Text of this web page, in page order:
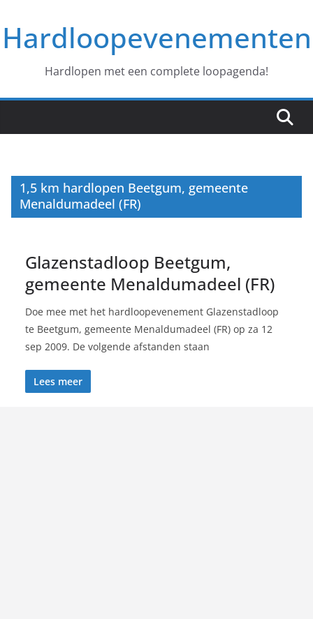
naar
deHardloopevenementen
Hardlopen met een complete loopagenda!
1,5 km hardlopen Beetgum, gemeente
Menaldumadeel (FR)
Glazenstadloop Beetgum,
gemeente Menaldumadeel (FR)
Doe mee met het hardloopevenement Glazenstadloop
te Beetgum, gemeente Menaldumadeel (FR) op za 12
sep 2009. De volgende afstanden staan
Lees meer